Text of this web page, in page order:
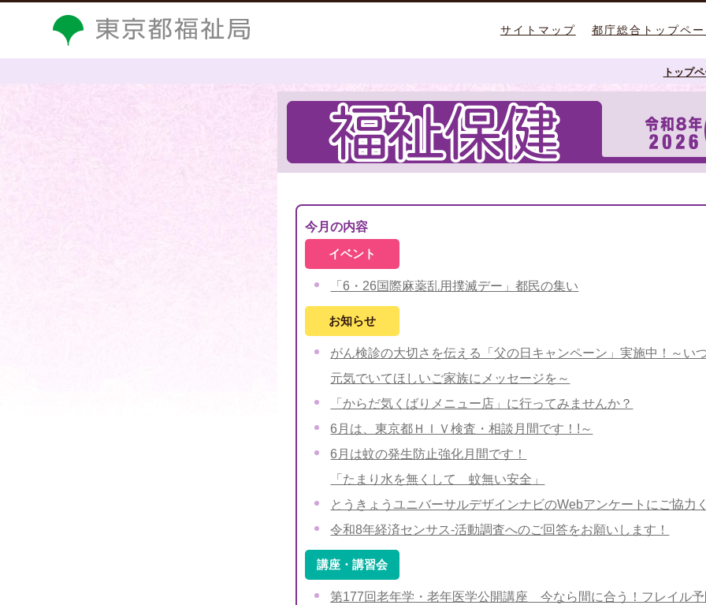
サイトマップ 都庁総合トップペ
トップ
今月の内容
イベント
「6・26国際麻薬乱用撲滅デー」都民の集い
お知らせ
がん検診の大切さを伝える「父の日キャンペーン」実施中！～い
元気でいてほしいご家族にメッセージを～
「からだ気くばりメニュー店」に行ってみませんか？
6月は、東京都ＨＩＶ検査・相談月間です！!～
6月は蚊の発生防止強化月間です！
「たまり水を無くして 蚊無い安全」
とうきょうユニバーサルデザインナビのWebアンケートにご協力
令和8年経済センサス‐活動調査へのご回答をお願いします！
講座・講習会
第177回老年学・老年医学公開講座 今なら間に合う！フレイル